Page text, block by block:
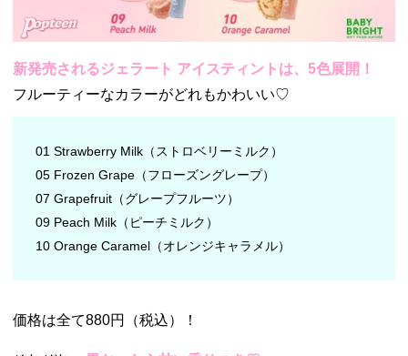
新発売されるジェラート アイスティントは、5色展開！
フルーティーなカラーがどれもかわいい♡
01 Strawberry Milk（ストロベリーミルク）
05 Frozen Grape（フローズングレープ）
07 Grapefruit（グレープフルーツ）
09 Peach Milk（ピーチミルク）
10 Orange Caramel（オレンジキャラメル）
価格は全て880円（税込）！